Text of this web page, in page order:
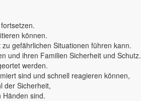
können.
gefährlichen Situationen führen kann.
und ihren Familien Sicherheit und Schutz.
werden.
sind und schnell reagieren können,
der Sicherheit,
sind.